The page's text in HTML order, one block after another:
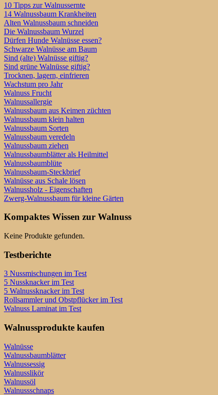
10 Tipps zur Walnussernte
14 Walnussbaum Krankheiten
Alten Walnussbaum schneiden
Die Walnussbaum Wurzel
Dürfen Hunde Walnüsse essen?
Schwarze Walnüsse am Baum
Sind (alte) Walnüsse giftig?
Sind grüne Walnüsse giftig?
Trocknen, lagern, einfrieren
Wachstum pro Jahr
Walnuss Frucht
Walnussallergie
Walnussbaum aus Keimen züchten
Walnussbaum klein halten
Walnussbaum Sorten
Walnussbaum veredeln
Walnussbaum ziehen
Walnussbaumblätter als Heilmittel
Walnussbaumblüte
Walnussbaum-Steckbrief
Walnüsse aus Schale lösen
Walnussholz - Eigenschaften
Zwerg-Walnussbaum für kleine Gärten
Kompaktes Wissen zur Walnuss
Keine Produkte gefunden.
Testberichte
3 Nussmischungen im Test
5 Nussknacker im Test
5 Walnussknacker im Test
Rollsammler und Obstpflücker im Test
Walnuss Laminat im Test
Walnussprodukte kaufen
Walnüsse
Walnussbaumblätter
Walnussessig
Walnusslikör
Walnussöl
Walnussschnaps